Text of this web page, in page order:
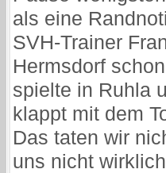
als eine
SVH-Trainer
Hermsdorf
spielte in Ruhla
klappt mit dem
Das taten wir
uns nicht